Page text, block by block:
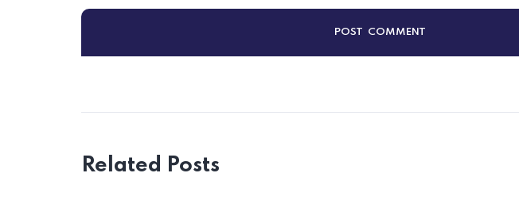
Related Posts